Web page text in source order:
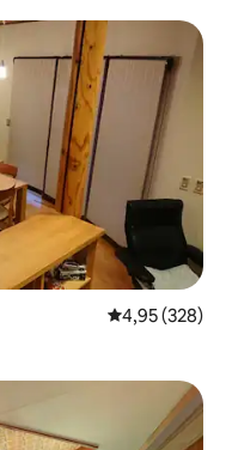
4,95 de
4,95 (328)